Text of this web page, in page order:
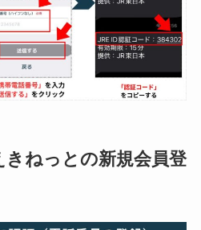
きねっとの新規会員登